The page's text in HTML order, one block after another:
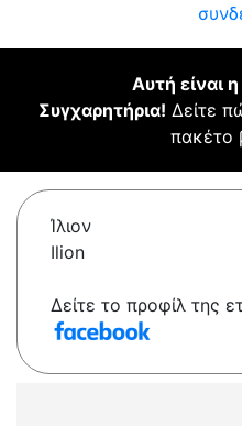
Αυτή είναι
Συγχαρητήρια! Δείτε
πακέτο
Ίλιον
Ilion
Δείτε το προφίλ της